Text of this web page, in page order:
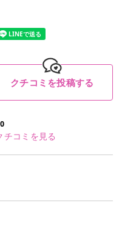
LINEで送る
クチコミを投稿する
0
チコミを見る